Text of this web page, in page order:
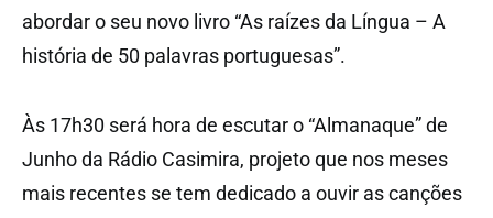
abordar o seu novo livro “As raízes da Língua – A
história de 50 palavras portuguesas”.
Às 17h30 será hora de escutar o “Almanaque” de
Junho da Rádio Casimira, projeto que nos meses
mais recentes se tem dedicado a ouvir as canções